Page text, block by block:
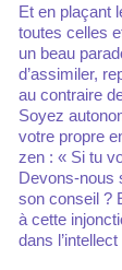
Et en plaçant le débat au niveau de l’épistémologie, il place
toutes celles
un beau
d’assimiler,
au contraire
Soyez
votre propre
zen : « Si tu
Devons-nous
son conseil ?
à cette
dans